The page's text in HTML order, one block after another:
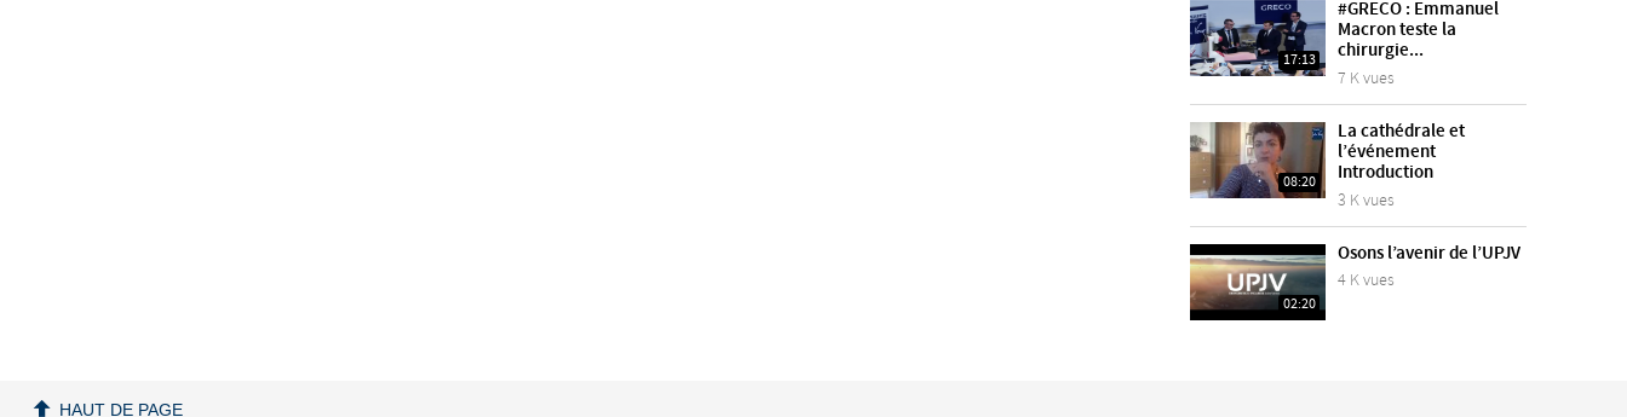
17:13
#GRECO : Emmanuel
Macron teste la
chirurgie...
7 K vues
08:20
La cathédrale et
l’événement
Introduction
3 K vues
02:20
Osons l’avenir de l’UPJV
4 K vues
HAUT DE PAGE